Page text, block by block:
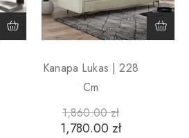
Kanapa Lukas | 228
Cm
1,860.00zł
1,780.00 zł